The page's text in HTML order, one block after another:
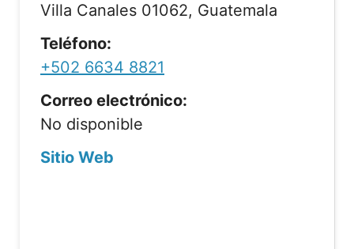
Villa Canales 01062, Guatemala
Teléfono:
+502 6634 8821
Correo electrónico:
No disponible
Sitio Web